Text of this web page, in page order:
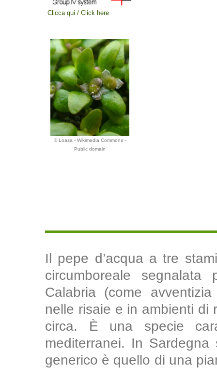
Clicca qui / Click here
© Loasa - Wikimedia Commons -
Public domain
Il pepe d’acqua a tre
circumboreale segnalata
Calabria (come
nelle risaie e in ambienti di
circa. È una specie
mediterranei. In
generico è quello di una